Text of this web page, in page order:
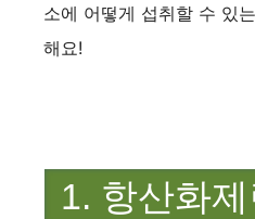
소에 어떻게 섭취할 수 있
해요!
1. 항산화